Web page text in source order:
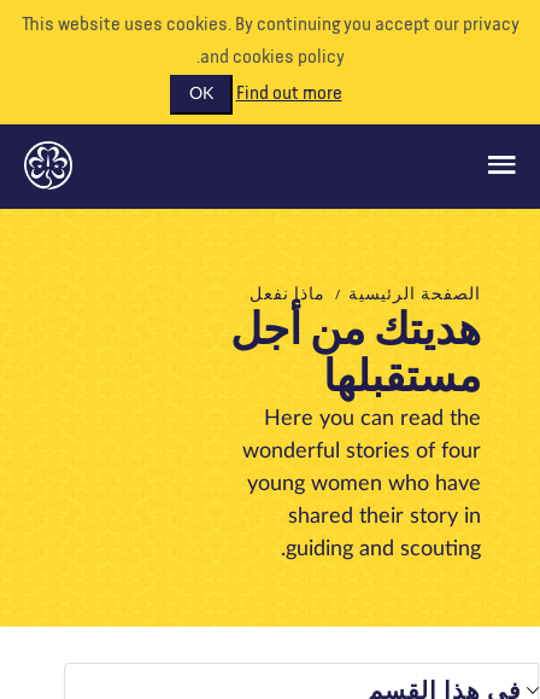
This website uses cookies. By continuing you accept our
and cookies policy.
Find out more
OK
ماذا نفعل
ادعمونا
الأحداث
الصفحة الرئيسية ماذا نفعل
هديتك من أجل
مستقبلها
Here you can read the
wonderful stories of four
young women who have
shared their story in
guiding and scouting.
هذا القسم